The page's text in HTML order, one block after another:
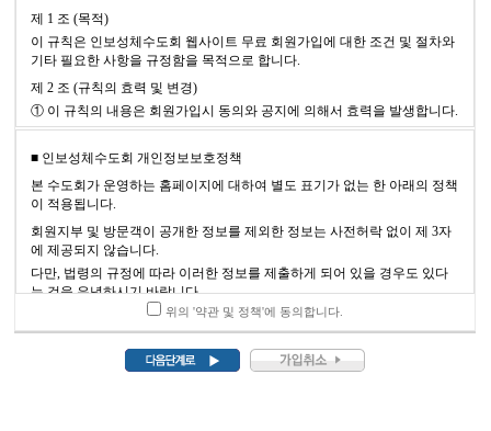
위의 '약관 및 정책'에 동의합니다.